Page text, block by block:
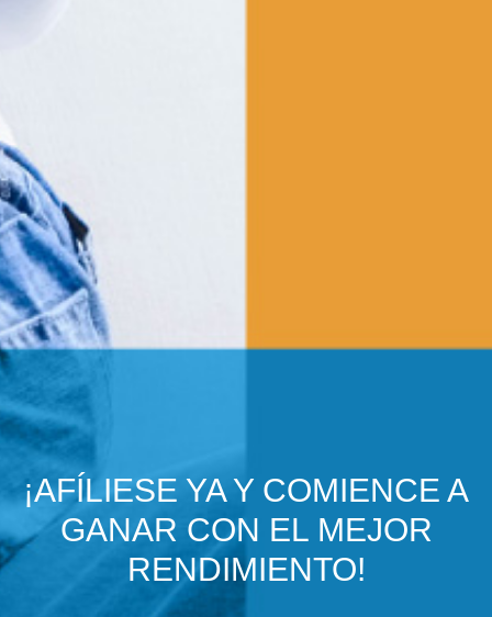
¡AFÍLIESE YA Y COMIENCE A
GANAR CON EL MEJOR
RENDIMIENTO!